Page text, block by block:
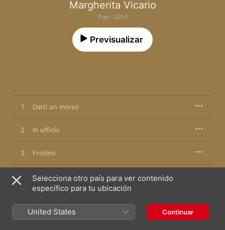
Margherita Vicario
Pop · 2014
Previsualizar
1 Datti un morso
2 In ufficio
3 Frollino
4 Al vernissage
6 Per un bacio
Selecciona otro país para ver contenido
específico para tu ubicación
United States Continuar